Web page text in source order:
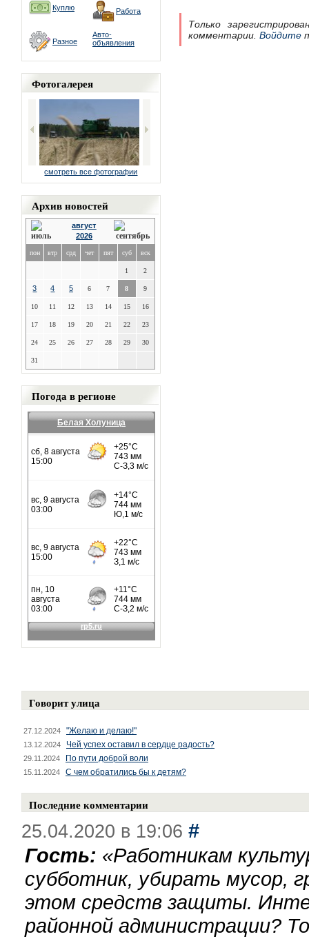
Куплю Работа
Разное
Авто-
объявления
Фотогалерея
смотреть все фотографии
Архив новостей
август
2026
пон втр срд чет пят суб вск
1 2
3 4 5 6 7 8 9
10 11 12 13 14 15 16
17 18 19 20 21 22 23
24 25 26 27 28 29 30
31
Погода в регионе
Белая Холуница
Только
комментарии. Войдите
Говорит улица
27.12.2024 "Желаю и делаю!"
13.12.2024 Чей успех оставил в сердце радость?
29.11.2024 По пути доброй воли
15.11.2024 С чем обратились бы к детям?
Последние комментарии
25.04.2020 в 19:06 #
Гость: «Работникам
субботник, убирать мусор,
этом средств защиты.
районной администрации?